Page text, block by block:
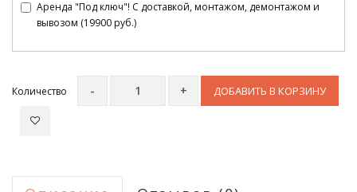
Аренда "Под ключ"! С доставкой, монтажом, демонтажом и
вывозом (19900 руб.)
Количество ДОБАВИТЬ В КОРЗИНУ